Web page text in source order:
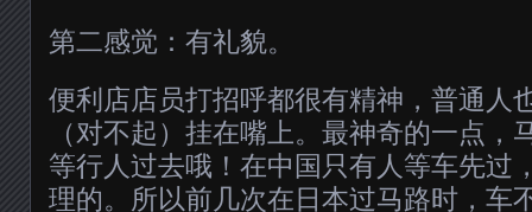
第二感觉：有礼貌。
便利店店员打招呼都很有精神，普通人
（对不起）挂在嘴上。最神奇的一点，
等行人过去哦！在中国只有人等车先过
理的。所以前几次在日本过马路时，车